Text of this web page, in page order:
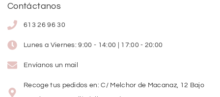
Contáctanos
613 26 96 30
Lunes a Viernes: 9:00 - 14:00 | 17:00 - 20:00
Envíanos un mail
Recoge tus pedidos en: C/ Melchor de Macanaz, 12 Bajo